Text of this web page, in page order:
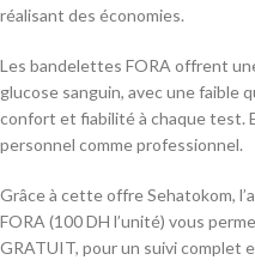
réalisant des économies.
Les bandelettes FORA offrent
glucose sanguin, avec une faible
confort et fiabilité à chaque test.
personnel comme professionnel.
Grâce à cette offre Sehatokom,
FORA (100 DH l’unité) vous
GRATUIT, pour un suivi complet